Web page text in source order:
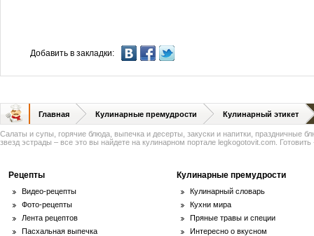
Добавить в закладки:
Главная Кулинарные премудрости Кулинарный этикет
Салаты и супы, горячие блюда, выпечка и десерты, закуски и напитки, праздничные
звезд эстрады – все это вы найдете на кулинарном портале legkogotovit.com. Готовить
Рецепты
Видео-рецепты
Фото-рецепты
Лента рецептов
Пасхальная выпечка
Кулинарные премудрости
Кулинарный словарь
Кухни мира
Пряные травы и специи
Интересно о вкусном